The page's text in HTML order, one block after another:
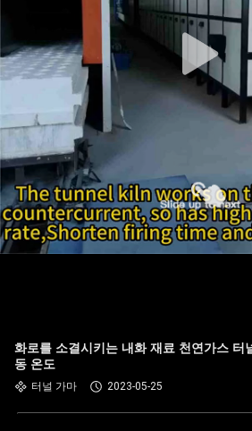
화로를 소결시키는 내화 재료 천연가스 터
동 온도
터널 가마 2023-05-25